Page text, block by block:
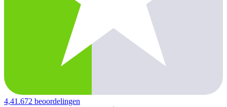
4,41.672 beoordelingen